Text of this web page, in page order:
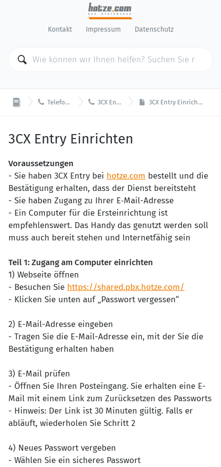
Kontakt Impressum Datenschutz
 Telefonie  3CX Entry 3CX Entry Einrichten
3CX Entry Einrichten
Voraussetzungen
- Sie haben 3CX Entry bei hotze.com bestellt und die
Bestätigung erhalten, dass der Dienst bereitsteht
- Sie haben Zugang zu Ihrer E‑Mail-Adresse
- Ein Computer für die Ersteinrichtung ist
empfehlenswert. Das Handy das genutzt werden soll
muss auch bereit stehen und Internetfähig sein
Teil 1: Zugang am Computer einrichten
1) Webseite öffnen
- Besuchen Sie https://shared.pbx.hotze.com/
- Klicken Sie unten auf „Passwort vergessen“
2) E-Mail-Adresse eingeben
- Tragen Sie die E-Mail-Adresse ein, mit der Sie die
Bestätigung erhalten haben
3) E-Mail prüfen
- Öffnen Sie Ihren Posteingang. Sie erhalten eine E-
Mail mit einem Link zum Zurücksetzen des Passworts
- Hinweis: Der Link ist 30 Minuten gültig. Falls er
abläuft, wiederholen Sie Schritt 2
4) Neues Passwort vergeben
- Wählen Sie ein sicheres Passwort